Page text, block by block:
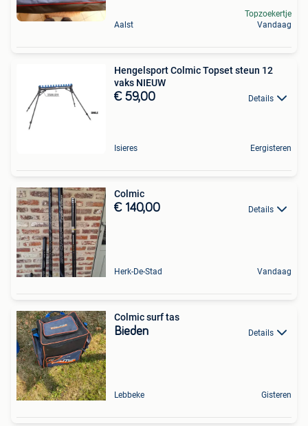
Aalst
Topzoekertje
Vandaag
Hengelsport Colmic Topset steun 12
vaks NIEUW
€ 59,00 Details
Isieres Eergisteren
Colmic
€ 140,00 Details
Herk-De-Stad Vandaag
Colmic surf tas
Bieden Details
Lebbeke Gisteren